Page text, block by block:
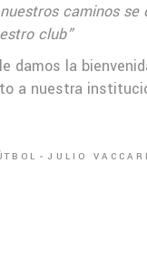
caminos
club”
damos la
a nuestra
JULIO VACCARI